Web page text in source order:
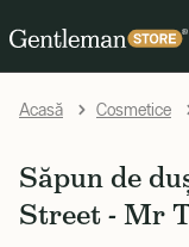
Acasă Cosmetice
Săpun de
Street - Mr